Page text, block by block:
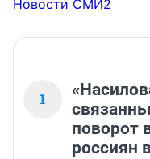
Новости СМИ2
1
поворот
россиян